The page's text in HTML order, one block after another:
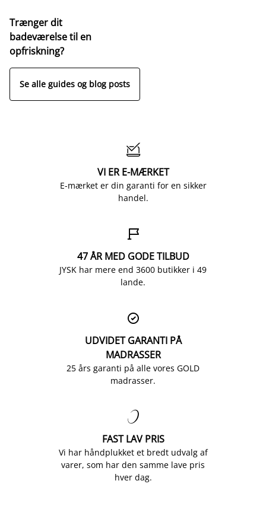
Trænger dit
badeværelse til en
opfriskning?
Se alle guides og blog posts

VI ER E-MÆRKET
E-mærket er din garanti for en sikker
handel.

47 ÅR MED GODE TILBUD
JYSK har mere end 3600 butikker i 49
lande.

UDVIDET GARANTI PÅ
MADRASSER
25 års garanti på alle vores GOLD
madrasser.

FAST LAV PRIS
Vi har håndplukket et bredt udvalg af
varer, som har den samme lave pris
hver dag.